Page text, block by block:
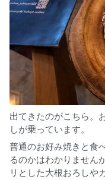
出てきたのがこちら。
しが乗っています。
普通のお好み焼きと食
るのかはわかりません
リとした大根おろしや